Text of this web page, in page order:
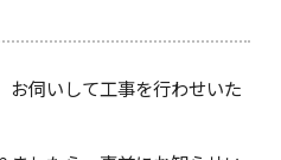
お伺いして工事を行わせいた